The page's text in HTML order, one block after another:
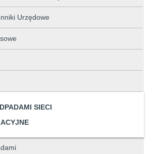
Urzędowe
SIECI